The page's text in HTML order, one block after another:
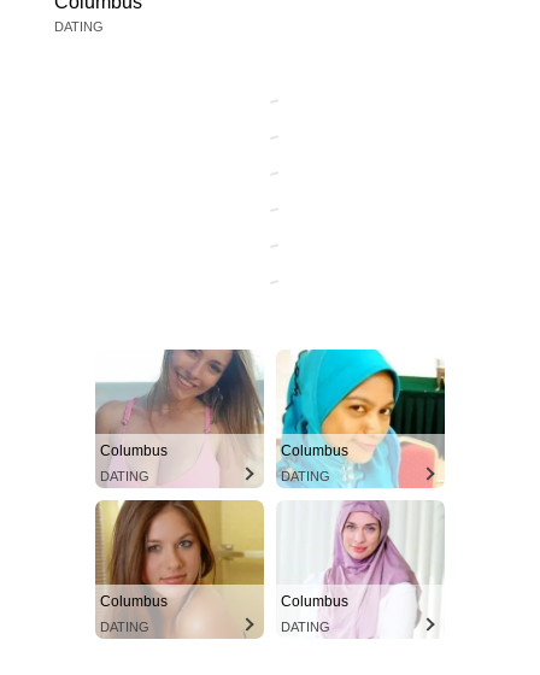
DATING
Columbus
DATING
Columbus
DATING
Columbus
DATING
Columbus
DATING